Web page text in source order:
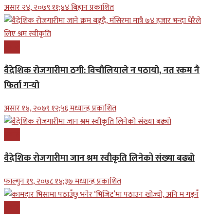
असार २४, २०७९ ११;४४ बिहान प्रकाशित
वैदेशिक रोजगारीमा ठगी: विचौलियाले न पठायो, नत रकम नै
फिर्ता गर्‍यो
असार १४, २०७९ १२;५६ मध्यान्ह प्रकाशित
वैदेशिक रोजगारीमा जान श्रम स्वीकृति लिनेको संख्या बढ्याे
फाल्गुन १९, २०७८ १४;३७ मध्यान्ह प्रकाशित